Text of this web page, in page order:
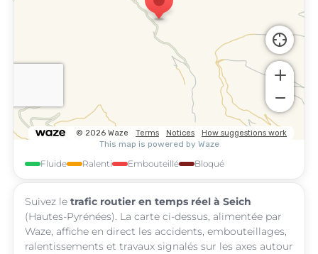
Fluide Ralenti Embouteillé Bloqué
Suivez le trafic routier en temps réel à Seich
(Hautes-Pyrénées). La carte ci-dessus, alimentée par
Waze, affiche en direct les accidents, embouteillages,
ralentissements et travaux signalés sur les axes autour